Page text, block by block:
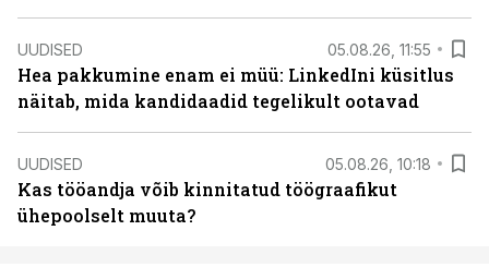
UUDISED 05.08.26, 11:55
Hea pakkumine enam ei müü: LinkedIni küsitlus
näitab, mida kandidaadid tegelikult ootavad
UUDISED 05.08.26, 10:18
Kas tööandja võib kinnitatud töögraafikut
ühepoolselt muuta?